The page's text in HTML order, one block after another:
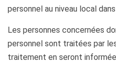
personnel au niveau local
Les personnes concernées
personnel sont traitées par
traitement en seront